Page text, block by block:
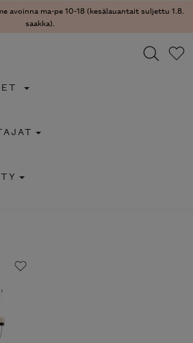
avoinna ma-pe 10-18 (kesälauantait suljettu 1.8.
saakka).
for results.